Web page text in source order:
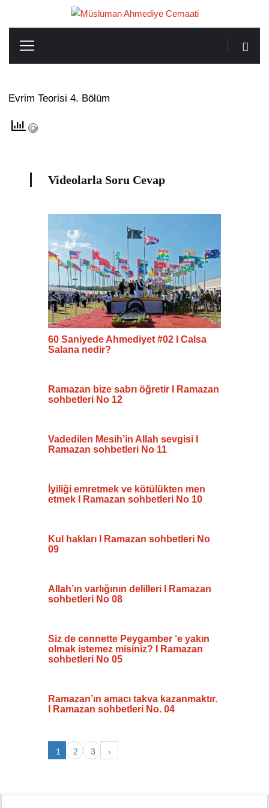
Evrim Teorisi 4. Bölüm
Videolarla Soru Cevap
60 Saniyede Ahmediyet #02 I Calsa
Salana nedir?
Ramazan bize sabrı öğretir I Ramazan
sohbetleri No 12
Vadedilen Mesih’in Allah sevgisi I
Ramazan sohbetleri No 11
İyiliği emretmek ve kötülükten men
etmek I Ramazan sohbetleri No 10
Kul hakları I Ramazan sohbetleri No
09
Allah’ın varlığının delilleri I Ramazan
sohbetleri No 08
Siz de cennette Peygamber ‘e yakın
olmak istemez misiniz? I Ramazan
sohbetleri No 05
Ramazan’ın amacı takva kazanmaktır.
I Ramazan sohbetleri No. 04
1 2 3 ›